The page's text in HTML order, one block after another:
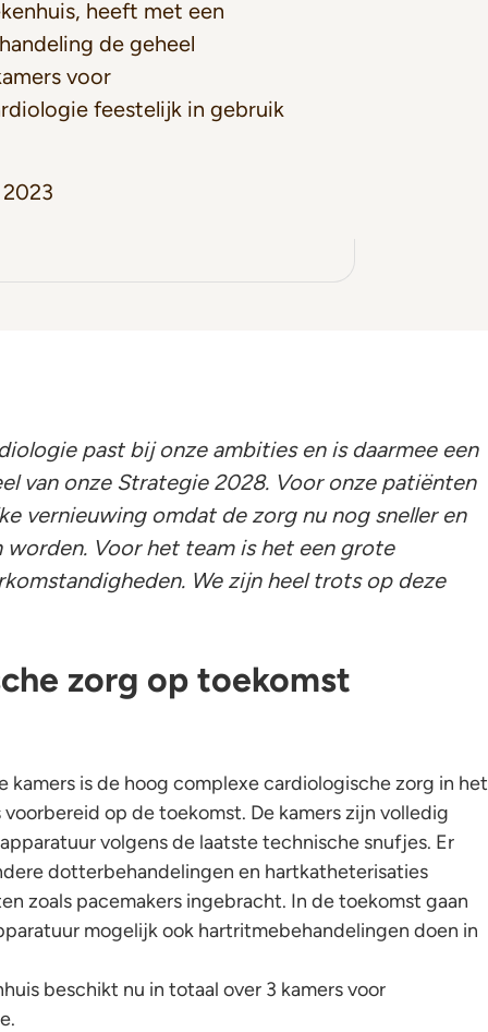
heeft met een
de geheel
voor
feestelijk in gebruik
past bij onze ambities en is daarmee een
van onze Strategie 2028. Voor onze patiënten
vernieuwing omdat de zorg nu nog sneller en
worden. Voor het team is het een grote
We zijn heel trots op deze
zorg op toekomst
kamers is de hoog complexe cardiologische zorg in het
voorbereid op de toekomst. De kamers zijn volledig
volgens de laatste technische snufjes. Er
dotterbehandelingen en hartkatheterisaties
zoals pacemakers ingebracht. In de toekomst gaan
mogelijk ook hartritmebehandelingen doen in
beschikt nu in totaal over 3 kamers voor